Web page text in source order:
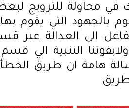
محاولة للترويج
بالجهود التي يقوم
الي العدالة
التنبية الي
هامة ان طريق الخطأ